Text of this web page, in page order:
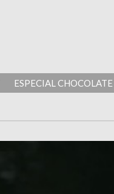
ESPECIAL CHOCOLATE